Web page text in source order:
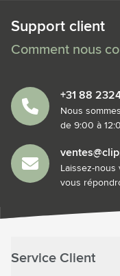
Support client
Comment nous
+31 88
Nous
de 9:00 à
Laissez-
vous
Service Client